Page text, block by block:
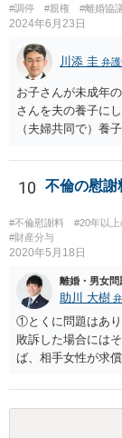
たり、長期化した
悪排除額ベースの
いように思ってい
払う報酬額はあま
ても損にはならな
場合の相場は税抜2
やしているのであ
士にとっては割り
#調停 #親権 #離婚協
2024年6月23日
川添 圭 弁
お子さんが未成年
さんを夫の養子に
（夫婦共同で）養
母と子の間が非嫡
と説明されていま
親権となった場合
わる調停及び審判
点について明確な
条6項）においては
が養子縁組した場
最高裁判例があり
場面でも同様であ
10 不倫の慰謝
#不倫慰謝料 #20年以上
#財産分与
2020年5月18日
離婚・男女
助川 大樹
①とくに問題はあ
敗訴した場合には
ば、相手女性が求
能性もあるでしょ
す。 ④- ⑤それには
づいて事実を認定